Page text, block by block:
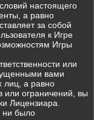
настоящего
а равно
за собой
к Игре
Игры
или
вами
лиц, а равно
или ограничений, вы
Лицензиара.
ни было